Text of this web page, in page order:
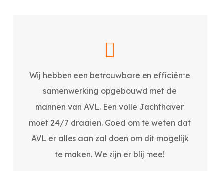
Wij hebben een betrouwbare en efficiënte
samenwerking opgebouwd met de
mannen van AVL. Een volle Jachthaven
moet 24/7 draaien. Goed om te weten dat
AVL er alles aan zal doen om dit mogelijk
te maken. We zijn er blij mee!